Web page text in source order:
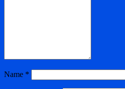
Name *